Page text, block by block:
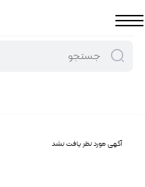
آگهی مورد نظر یافت نشد